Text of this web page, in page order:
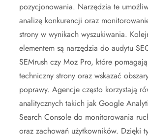
pozycjonowania. Narzędzia te
analizę konkurencji oraz
strony w wynikach wyszukiwania.
elementem są narzędzia do audytu
SEMrush czy Moz Pro, które
techniczny strony oraz wskazać
poprawy. Agencje często korzystają
analitycznych takich jak Google
Search Console do monitorowania
oraz zachowań użytkowników. Dzięki